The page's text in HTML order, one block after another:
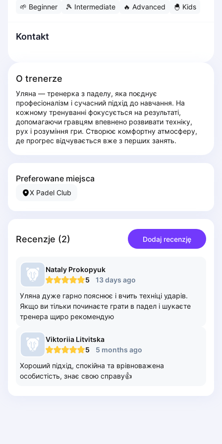
Dabrowa Gornicza
Kalisz
Katowice
Katowice Area
Kielce
Kościerzyna
Krakow
Lublin
Nowy Sącz
Pruszcz Gdański
Pszczyna
Rzeszow
Siedlce
Stalowa Wola
Szczecin
Trabki Wielkie
Turbia
Tychy
🌱 Beginner 🎾 Intermediate 🔥 Advanced 🐣 Kids
Kontakt
O trenerze
Уляна — тренерка з паделу, яка поєднує
професіоналізм і сучасний підхід до навчання. На
кожному тренуванні фокусується на результаті,
допомагаючи гравцям впевнено розвивати техніку,
рух і розуміння гри. Створює комфортну атмосферу,
де прогрес відчувається вже з перших занять.
Preferowane miejsca
X Padel Club
Recenzje (2) Dodaj recenzję
Nataly Prokopyuk
5
13 days ago
Уляна дуже гарно пояснює і вчить техніці ударів.
Якщо ви тільки починаєте грати в падел і шукаєте
тренера щиро рекомендую
Viktoriia Litvitska
5
5 months ago
Хороший підхід, спокійна та врівноважена
особистість, знає свою справу👍